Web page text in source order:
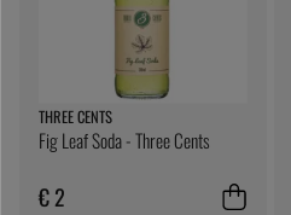
THREE CENTS
Fig Leaf Soda - Three Cents
€ 2